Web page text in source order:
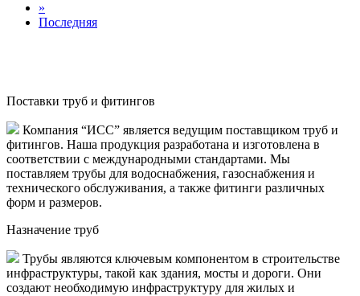
»
Последняя
Поставки труб и фитингов
Компания “ИСС” является ведущим поставщиком труб и
фитингов. Наша продукция разработана и изготовлена в
соответствии с международными стандартами. Мы
поставляем трубы для водоснабжения, газоснабжения и
технического обслуживания, а также фитинги различных
форм и размеров.
Назначение труб
Трубы являются ключевым компонентом в строительстве
инфраструктуры, такой как здания, мосты и дороги. Они
создают необходимую инфраструктуру для жилых и